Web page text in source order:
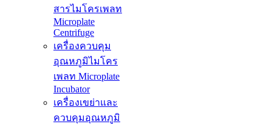
สารไมโครเพลท
Microplate
Centrifuge
เครื่องควบคุม
อุณหภูมิไมโคร
เพลท Microplate
Incubator
เครื่องเขย่าและ
ควบคุมอุณหภูมิ